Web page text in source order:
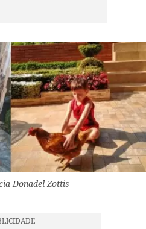
Donadel Zottis